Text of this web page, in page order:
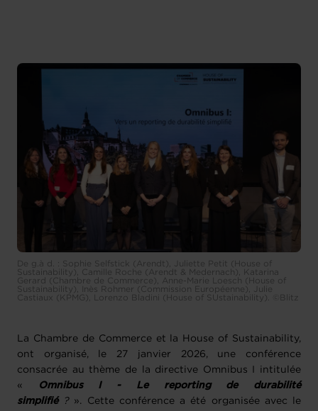
De g.à d. : Sophie Selfstick (Arendt), Juliette Petit (House of
Sustainability), Camille Roche (Arendt & Medernach), Katarina
Gerard (Chambre de Commerce), Anne-Marie Loesch (House of
Sustainability), Inès Rohmer (Commission Européenne), Julie
Castiaux (KPMG), Lorenzo Bladini (House of SUstainability). ©Blitz
La Chambre de Commerce et la House of Sustainability,
ont organisé, le 27 janvier 2026, une conférence
consacrée au thème de la directive Omnibus I intitulée
«
Omnibus I - Le reporting de durabilité
simplifié
? ».
Cette conférence a été organisée avec le